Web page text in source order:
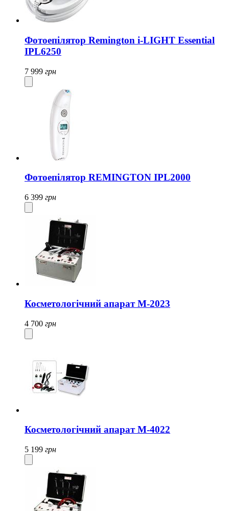
Фотоепілятор Remington i-LIGHT Essential
IPL6250
7 999 грн
Фотоепілятор REMINGTON IPL2000
6 399 грн
Косметологічний апарат M-2023
4 700 грн
Косметологічний апарат M-4022
5 199 грн